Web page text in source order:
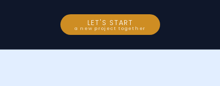
LET'S START
a new project together